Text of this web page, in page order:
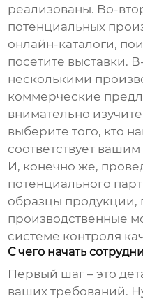
реализованы. Во-
потенциальных
онлайн-каталоги,
посетите выставки.
несколькими
коммерческие
внимательно
выберите того, кто
соответствует
И, конечно же,
потенциального
образцы продукции,
производственные
системе контроля
С чего начать
Первый шаг – это
ваших требований.